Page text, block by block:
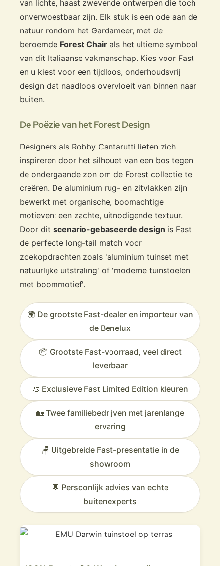
van lichte, haast zwevende ontwerpen die toch
onverwoestbaar zijn. Elk stuk is een ode aan de
natuur rondom het Gardameer, met de
beroemde Forest Chair als het ultieme symbool
van dit Italiaanse vakmanschap. Kies voor Fast
en u kiest voor een tijdloos, onderhoudsvrij
design dat naadloos overvloeit van binnen naar
buiten.
De Poëzie van het Forest Design
Designers als Robby Cantarutti lieten zich
inspireren door het silhouet van een bos tegen
de ondergaande zon om de Forest collectie te
creëren. De aluminium rug- en zitvlakken zijn
bewerkt met organische, boomachtige
motieven; een zachte, uitnodigende textuur.
Door dit scenario-gebaseerde design is Fast
de perfecte long-tail match voor
zoekopdrachten zoals 'aluminium tuinset met
natuurlijke uitstraling' of 'moderne tuinstoelen
met boommotief'.
🌍 De grootste Fast-dealer en importeur van
de Benelux
📦 Grootste Fast-voorraad, veel direct
leverbaar
🎨 Exclusieve Fast Limited Edition kleuren
🏡 Twee familiebedrijven met jarenlange
ervaring
🪑 Uitgebreide Fast-presentatie in de
showroom
💬 Persoonlijk advies van echte
buitenexperts